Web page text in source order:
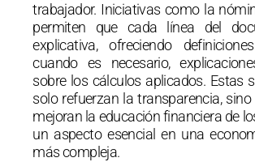
trabajador. Iniciativas como la
permiten que cada línea del
explicativa, ofreciendo
cuando es necesario,
sobre los cálculos aplicados. Estas
solo refuerzan la transparencia,
mejoran la educación financiera de
un aspecto esencial en una
más compleja.